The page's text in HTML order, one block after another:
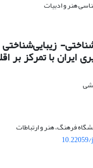
ایران با تمرکز بر
فرهنگ، هنر و ارتباطات